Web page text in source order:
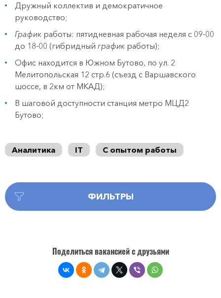
Дружный коллектив и демократичное
руководство;
График работы: пятидневная рабочая неделя с 09-00
до 18-00 (гибридный график работы);
Офис находится в Южном Бутово, по ул. 2
Мелитопольская 12 стр.6 (съезд с Варшавского
шоссе, в 2км от МКАД);
В шаговой доступности станция метро МЦД2
Бутово;
Аналитика IT С опытом работы
ФИЛЬТРЫ
Поделиться вакансией с друзьями